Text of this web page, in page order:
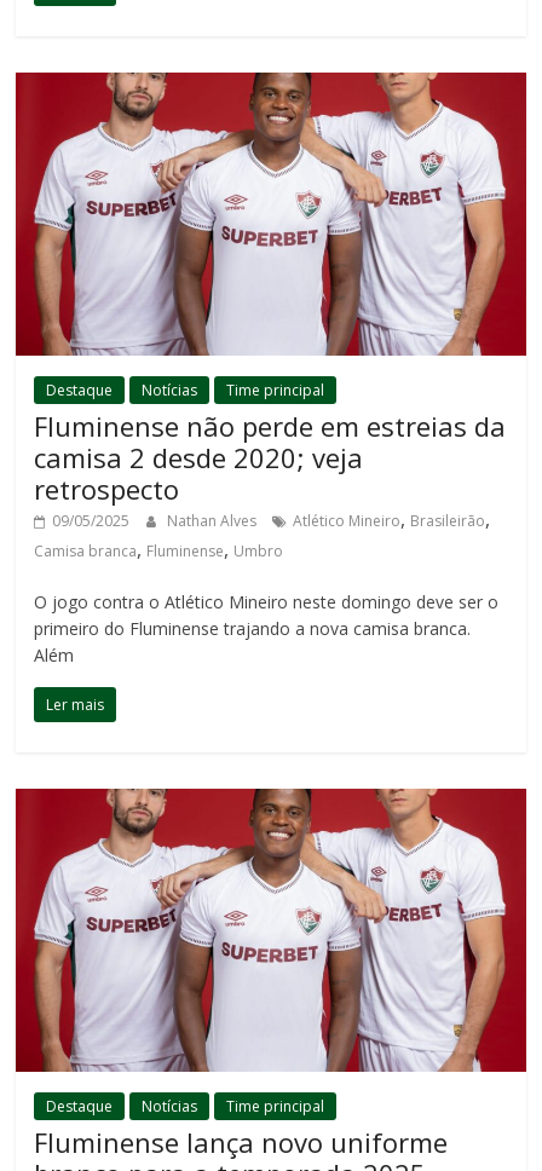
Destaque Notícias Time principal
Fluminense não perde em estreias da
camisa 2 desde 2020; veja
retrospecto
09/05/2025 Nathan Alves Atlético Mineiro, Brasileirão,
Camisa branca, Fluminense, Umbro
O jogo contra o Atlético Mineiro neste domingo deve ser o
primeiro do Fluminense trajando a nova camisa branca.
Além
Ler mais
Destaque Notícias Time principal
Fluminense lança novo uniforme